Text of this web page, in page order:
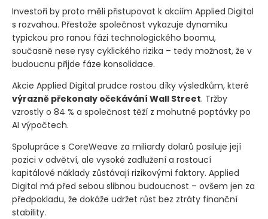
Investoři by proto měli přistupovat k akciím Applied Digital
s rozvahou. Přestože společnost vykazuje dynamiku
typickou pro ranou fázi technologického boomu,
současně nese rysy cyklického rizika – tedy možnost, že v
budoucnu přijde fáze konsolidace.
Akcie Applied Digital prudce rostou díky výsledkům, které
výrazně překonaly očekávání Wall Street. Tržby
vzrostly o 84 % a společnost těží z mohutné poptávky po
AI výpočtech.
Spolupráce s CoreWeave za miliardy dolarů posiluje její
pozici v odvětví, ale vysoké zadlužení a rostoucí
kapitálové náklady zůstávají rizikovými faktory. Applied
Digital má před sebou slibnou budoucnost – ovšem jen za
předpokladu, že dokáže udržet růst bez ztráty finanční
stability.